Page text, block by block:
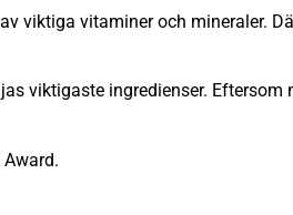
viktiga vitaminer och mineraler.
viktigaste ingredienser.